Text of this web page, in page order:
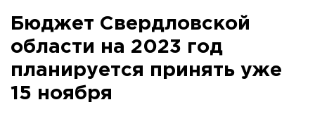
Бюджет Свердловской
области на 2023 год
планируется принять уже
15 ноября